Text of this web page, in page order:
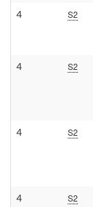
4 S2
4 S2
4 S2
4 S2